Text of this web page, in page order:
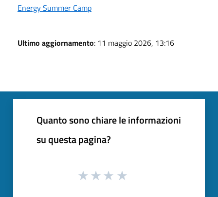
Energy Summer Camp
Ultimo aggiornamento: 11 maggio 2026, 13:16
Quanto sono chiare le informazioni
su questa pagina?